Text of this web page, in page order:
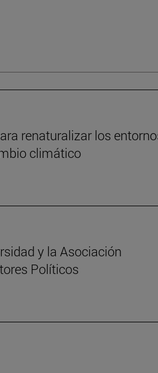
renaturalizar los
climático
y la Asociación
Políticos